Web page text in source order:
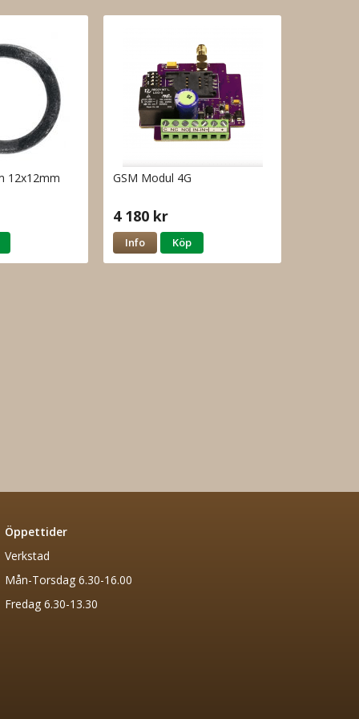
12x12mm GSM Modul 4G
4 180 kr
Info Köp
Öppettider
Verkstad
Mån-Torsdag 6.30-16.00
Fredag 6.30-13.30